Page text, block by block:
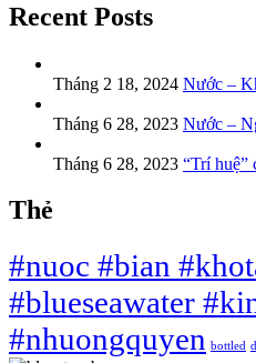
Recent Posts
Tháng 2 18, 2024 Nước –
Tháng 6 28, 2023 Nước –
Tháng 6 28, 2023 “Trí huệ”
Thẻ
#nuoc #bian
#blueseawater
#nhuongquyen
bottled